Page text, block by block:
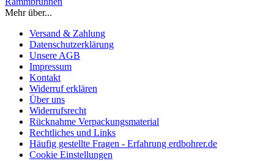
Mehr über...
Versand & Zahlung
Datenschutzerklärung
Unsere AGB
Impressum
Kontakt
Widerruf erklären
Über uns
Widerrufsrecht
Rücknahme Verpackungsmaterial
Rechtliches und Links
Häufig gestellte Fragen - Erfahrung erdbohrer.de
Cookie Einstellungen